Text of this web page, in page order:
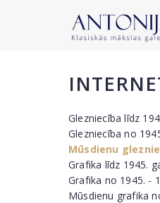
Glezniecība līdz
Glezniecība no
Mūsdienu
Grafika līdz 1945.
Grafika no 1945. -
Mūsdienu grafika